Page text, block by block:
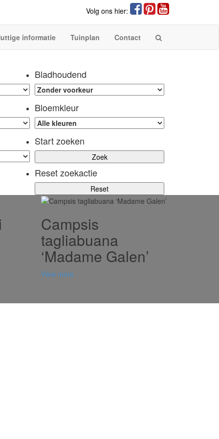
Volg ons hier:
informatie Tuinplan Contact
Bladhoudend
Bloemkleur
Start zoeken
Reset zoekactie
Campsis
tagliabuana
‘Madame Galen’
View more